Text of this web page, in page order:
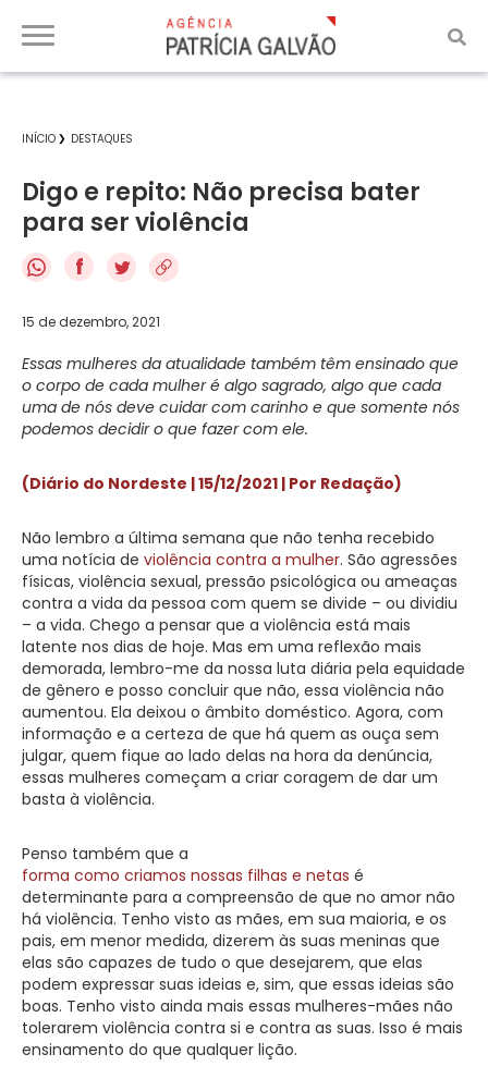
INÍCIO DESTAQUES
Digo e repito: Não precisa bater
para ser violência
f
15 de dezembro, 2021
Essas mulheres da atualidade também têm ensinado que
o corpo de cada mulher é algo sagrado, algo que cada
uma de nós deve cuidar com carinho e que somente nós
podemos decidir o que fazer com ele.
(Diário do Nordeste | 15/12/2021 | Por Redação)
Não lembro a última semana que não tenha recebido
uma notícia de violência contra a mulher. São agressões
físicas, violência sexual, pressão psicológica ou ameaças
contra a vida da pessoa com quem se divide – ou dividiu
– a vida. Chego a pensar que a violência está mais
latente nos dias de hoje. Mas em uma reflexão mais
demorada, lembro-me da nossa luta diária pela equidade
de gênero e posso concluir que não, essa violência não
aumentou. Ela deixou o âmbito doméstico. Agora, com
informação e a certeza de que há quem as ouça sem
julgar, quem fique ao lado delas na hora da denúncia,
essas mulheres começam a criar coragem de dar um
basta à violência.
Penso também que a
forma como criamos nossas filhas e netas é
determinante para a compreensão de que no amor não
há violência. Tenho visto as mães, em sua maioria, e os
pais, em menor medida, dizerem às suas meninas que
elas são capazes de tudo o que desejarem, que elas
podem expressar suas ideias e, sim, que essas ideias são
boas. Tenho visto ainda mais essas mulheres-mães não
tolerarem violência contra si e contra as suas. Isso é mais
ensinamento do que qualquer lição.